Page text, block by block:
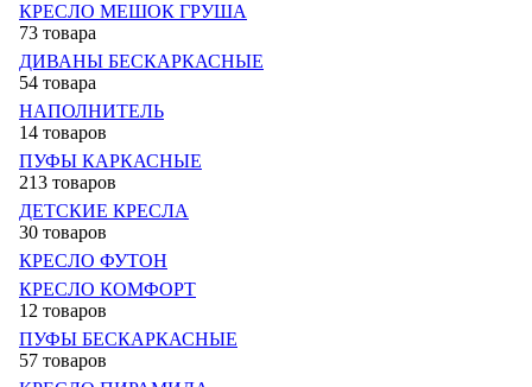
КРЕСЛО МЕШОК ГРУША
73 товара
ДИВАНЫ БЕСКАРКАСНЫЕ
54 товара
НАПОЛНИТЕЛЬ
14 товаров
ПУФЫ КАРКАСНЫЕ
213 товаров
ДЕТСКИЕ КРЕСЛА
30 товаров
КРЕСЛО ФУТОН
КРЕСЛО КОМФОРТ
12 товаров
ПУФЫ БЕСКАРКАСНЫЕ
57 товаров